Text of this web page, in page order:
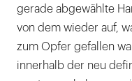
gerade abgewählte
von dem wieder auf,
zum Opfer gefallen
innerhalb der neu